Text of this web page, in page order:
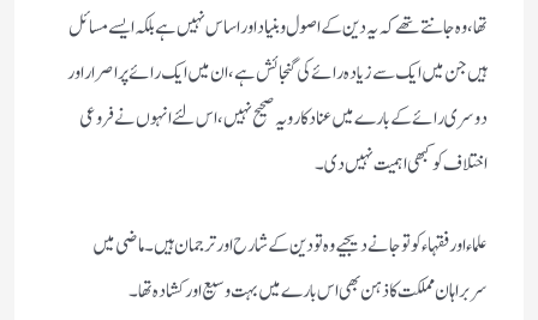
تھا،وہ جانتے تھے کہ یہ دین کے اصول و بنیاد اور اساس نہیں ہے بلکہ ایسے مسائل
ہیں جن میں ایک سے زیادہ رائے کی گنجائش ہے ،ان میں ایک رائے پر اصرار اور
دوسری رائے کے بارے میں عناد کا رویہ صحیح نہیں ،اس لئے انہوں نے فروعی
اختلاف کو کبھی اہمیت نہیں دی ۔
علماء اور فقہاء کو تو جانے دیجیے وہ تو دین کے شارح اور ترجمان ہیں ۔ ماضی میں
سربراہان مملکت کا ذہن بھی اس بارے میں بہت وسیع اور کشادہ تھا ۔